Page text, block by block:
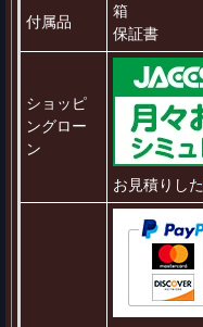
付属品
箱
保証書
ショッピ
ングロー
ン
お見積りした